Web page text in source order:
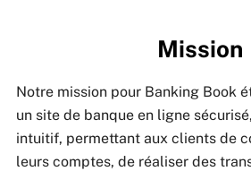
Mission
Notre mission pour Banking Book
un site de banque en ligne
intuitif, permettant aux clients de
leurs comptes, de réaliser des